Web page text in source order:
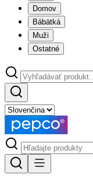
Domov
Bábätká
Muži
Ostatné